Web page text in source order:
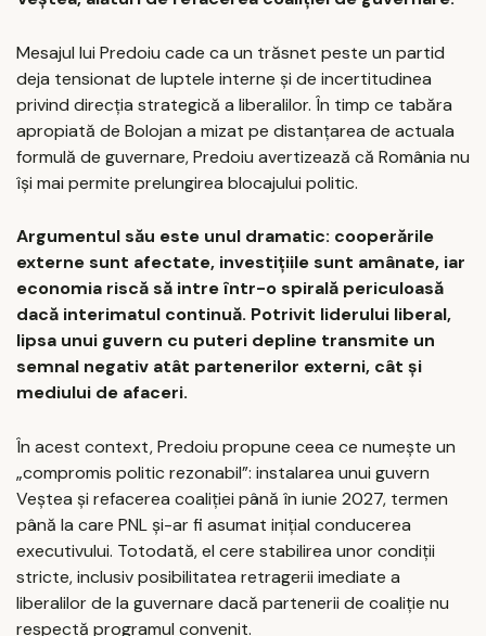
Mesajul lui Predoiu cade ca un trăsnet peste un partid
deja tensionat de luptele interne și de incertitudinea
privind direcția strategică a liberalilor. În timp ce tabăra
apropiată de Bolojan a mizat pe distanțarea de actuala
formulă de guvernare, Predoiu avertizează că România nu
își mai permite prelungirea blocajului politic.
Argumentul său este unul dramatic: cooperările
externe sunt afectate, investițiile sunt amânate, iar
economia riscă să intre într-o spirală periculoasă
dacă interimatul continuă. Potrivit liderului liberal,
lipsa unui guvern cu puteri depline transmite un
semnal negativ atât partenerilor externi, cât și
mediului de afaceri.
În acest context, Predoiu propune ceea ce numește un
„compromis politic rezonabil”: instalarea unui guvern
Veștea și refacerea coaliției până în iunie 2027, termen
până la care PNL și-ar fi asumat inițial conducerea
executivului. Totodată, el cere stabilirea unor condiții
stricte, inclusiv posibilitatea retragerii imediate a
liberalilor de la guvernare dacă partenerii de coaliție nu
respectă programul convenit.